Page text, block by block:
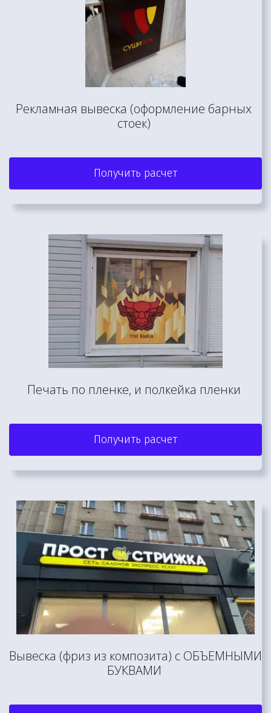
Рекламная вывеска (оформление барных
стоек)
Получить расчет
Печать по пленке, и полкейка пленки
Получить расчет
Вывеска (фриз из композита) с ОБЪЕМНЫМИ
БУКВАМИ